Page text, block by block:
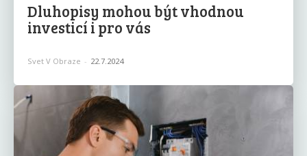
Dluhopisy mohou být vhodnou
investicí i pro vás
Svet V Obraze - 22.7.2024